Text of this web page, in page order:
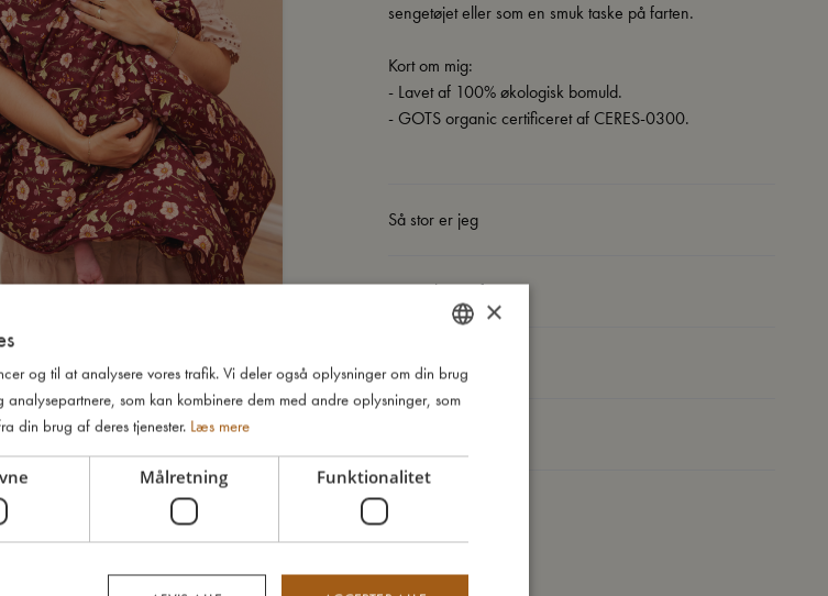
sengetøjet eller som en smuk taske på farten.
Kort om mig:
- Lavet af 100% økologisk bomuld.
- GOTS organic certificeret af CERES-0300.
Så stor er jeg
Jeg er lavet af
Sådan plejer du mig
DANISH
ENGLISH
×
og til at analysere vores trafik. Vi deler også oplysninger om din brug
som kan kombinere dem med andre oplysninger, som
din brug af deres tjenester. Læs mere
Målretning Funktionalitet